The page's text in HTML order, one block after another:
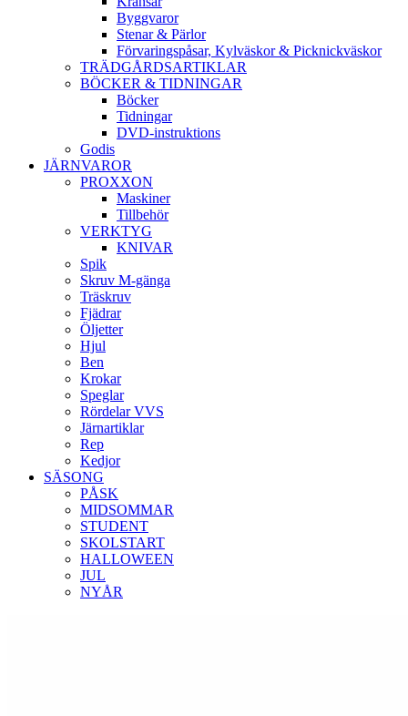
Byggvaror
Stenar & Pärlor
Förvaringspåsar, Kylväskor & Picknickväskor
TRÄDGÅRDSARTIKLAR
BÖCKER & TIDNINGAR
Böcker
Tidningar
DVD-instruktions
Godis
JÄRNVAROR
PROXXON
Maskiner
Tillbehör
VERKTYG
KNIVAR
Spik
Skruv M-gänga
Träskruv
Fjädrar
Öljetter
Hjul
Ben
Krokar
Speglar
Rördelar VVS
Järnartiklar
Rep
Kedjor
SÄSONG
PÅSK
MIDSOMMAR
STUDENT
SKOLSTART
HALLOWEEN
JUL
NYÅR